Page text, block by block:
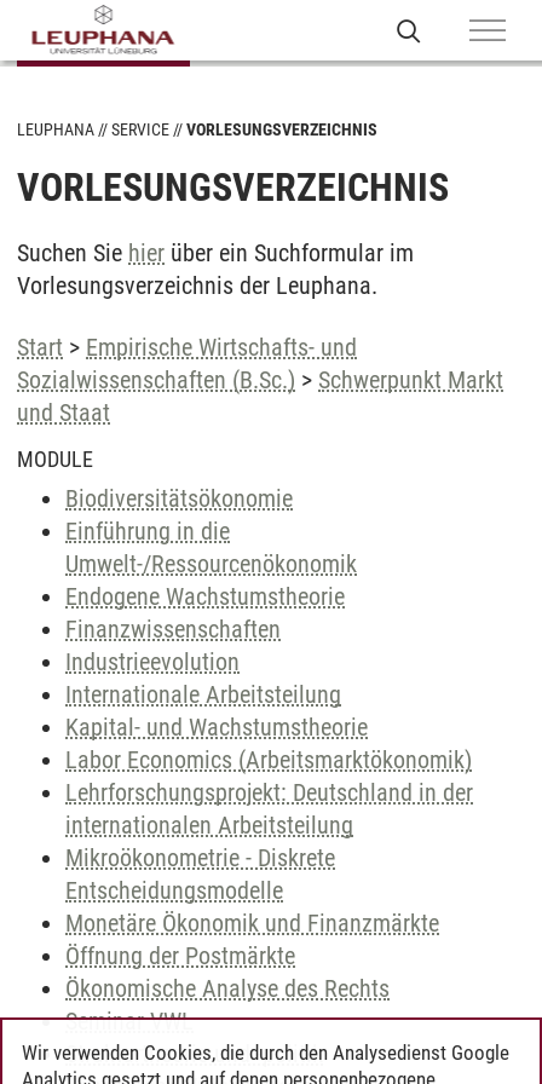
LEUPHANA SERVICE VORLESUNGSVERZEICHNIS
VORLESUNGSVERZEICHNIS
Suchen Sie hier über ein Suchformular im
Vorlesungsverzeichnis der Leuphana.
Start > Empirische Wirtschafts- und
Sozialwissenschaften (B.Sc.) > Schwerpunkt Markt
und Staat
MODULE
Biodiversitätsökonomie
Einführung in die
Umwelt-/Ressourcenökonomik
Endogene Wachstumstheorie
Finanzwissenschaften
Industrieevolution
Internationale Arbeitsteilung
Kapital- und Wachstumstheorie
Labor Economics (Arbeitsmarktökonomik)
Lehrforschungsprojekt: Deutschland in der
internationalen Arbeitsteilung
Mikroökonometrie - Diskrete
Entscheidungsmodelle
Monetäre Ökonomik und Finanzmärkte
Öffnung der Postmärkte
Ökonomische Analyse des Rechts
Seminar VWL
Strukturtheorie und -politik
Wir verwenden Cookies, die durch den Analysedienst Google
Analytics gesetzt und auf denen personenbezogene